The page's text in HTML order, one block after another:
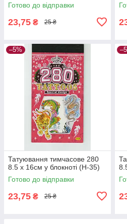
Готово до відправки
23,75 ₴ 25 ₴
–5%
Татуювання тимчасове 280
8.5 х 16см у блокноті (H-35)
Готово до відправки
23,75 ₴ 25 ₴